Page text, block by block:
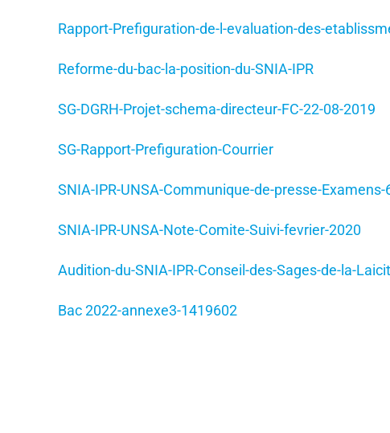
Rapport-Prefiguration-de-l-evaluation-des-
Reforme-du-bac-la-position-du-SNIA-IPR
SG-DGRH-Projet-schema-directeur-FC-22-08-2019
SG-Rapport-Prefiguration-Courrier
SNIA-IPR-UNSA-Communique-de-presse-
SNIA-IPR-UNSA-Note-Comite-Suivi-fevrier-2020
Audition-du-SNIA-IPR-Conseil-des-Sages-de-la-
Bac 2022-annexe3-1419602